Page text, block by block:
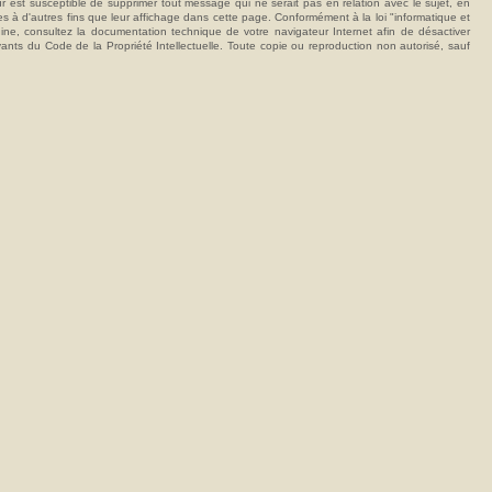
susceptible de supprimer tout message qui ne serait pas en relation avec le sujet, en
à d'autres fins que leur affichage dans cette page. Conformément à la loi "informatique et
consultez la documentation technique de votre navigateur Internet afin de désactiver
du Code de la Propriété Intellectuelle. Toute copie ou reproduction non autorisé, sauf